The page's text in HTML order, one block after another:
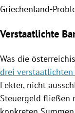
Griechenland-
Verstaatlichte
Was die
drei verstaatlichten
Fekter, nicht
Steuergeld fließen